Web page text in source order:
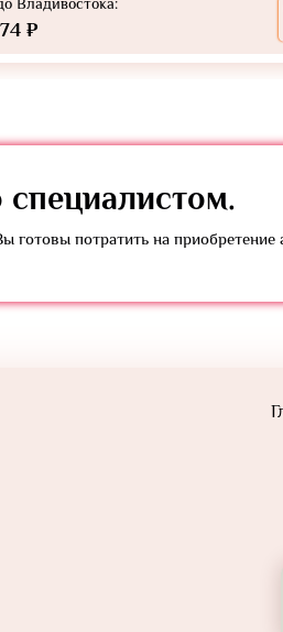
Владивостока:
₽
специалистом.
готовы потратить на